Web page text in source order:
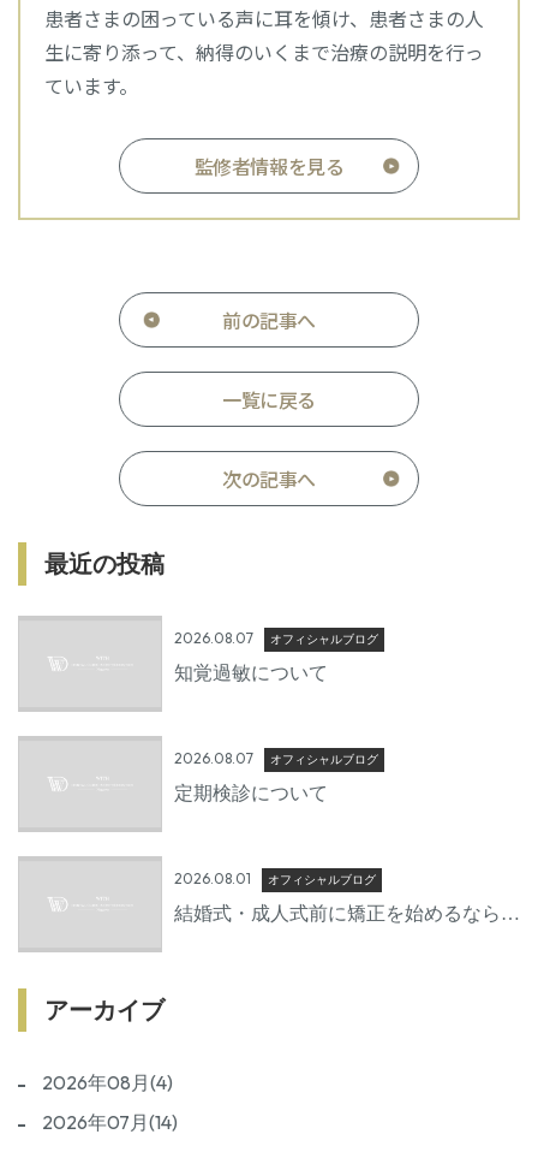
患者さまの困っている声に耳を傾け、患者さまの人
生に寄り添って、納得のいくまで治療の説明を行っ
ています。
監修者情報を見る
前の記事へ
一覧に戻る
次の記事へ
最近の投稿
2026.08.07 オフィシャルブログ
知覚過敏について
2026.08.07 オフィシャルブログ
定期検診について
2026.08.01 オフィシャルブログ
結婚式・成人式前に矯正を始めるならい
アーカイブ
2026年08月(4)
2026年07月(14)